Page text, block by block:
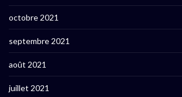
octobre 2021
septembre 2021
août 2021
juillet 2021